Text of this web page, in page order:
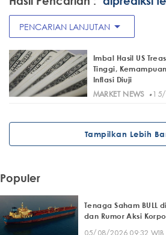
PENCARIAN LANJUTAN arrow_drop_down
Imbal Hasil US
Tinggi,
Inflasi Diuji
MARKET NEWS· 15/
Tampilkan Lebih
Populer
Tenaga Saham BULL
dan Rumor Aksi
05/08/2026 09:32 WIB